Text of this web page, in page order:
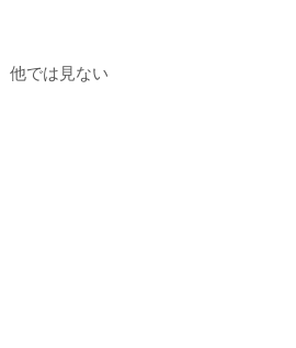
他では見ない